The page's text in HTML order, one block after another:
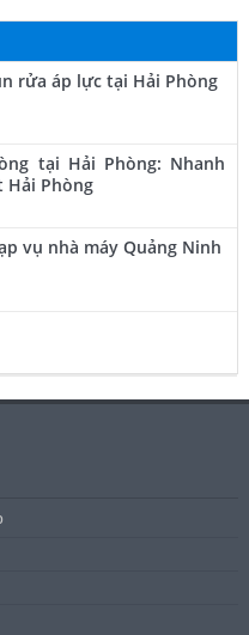
rửa áp lực tại Hải Phòng
tại Hải Phòng: Nhanh
Hải Phòng
vụ nhà máy Quảng Ninh